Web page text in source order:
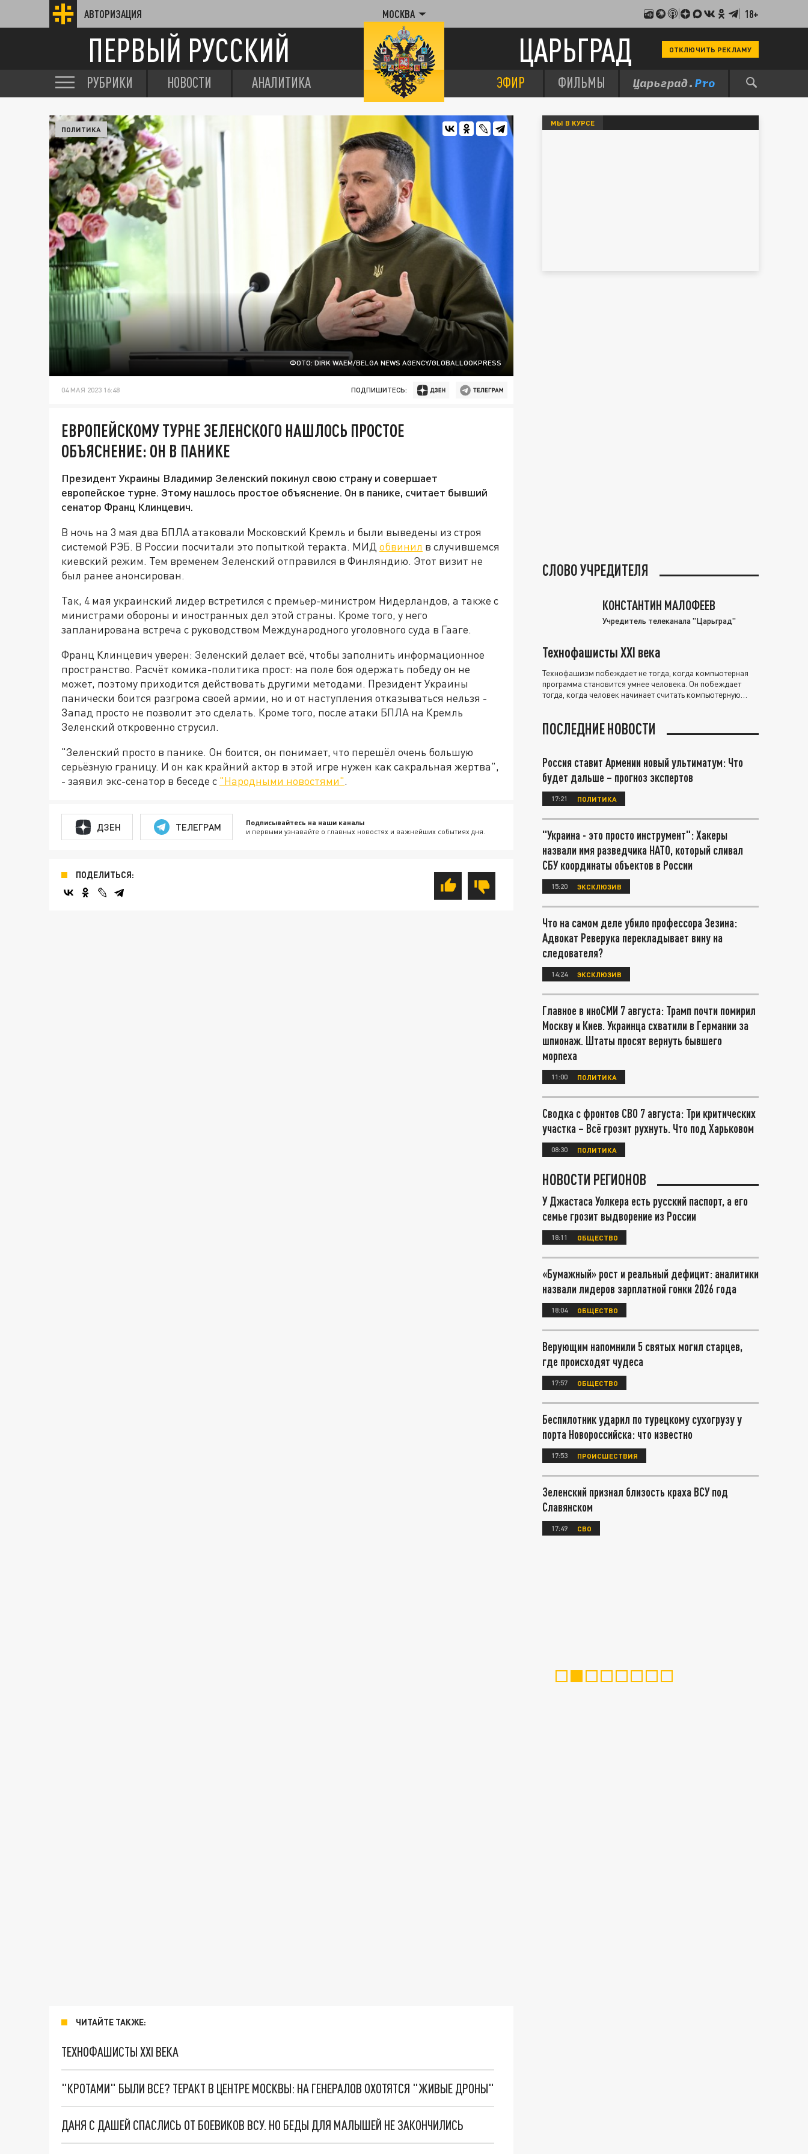
АВТОРИЗАЦИЯ МОСКВА 18+
ПЕРВЫЙ РУССКИЙ ЦАРЬГРАД ОТКЛЮЧИТЬ РЕКЛАМУ
РУБРИКИ НОВОСТИ АНАЛИТИКА ЭФИР ФИЛЬМЫ
ФОТО: DIRK WAEM/BELGA NEWS AGENCY/GLOBALLOOKPRESS
ПОЛИТИКА
04 МАЯ 2023 16:48 ПОДПИШИТЕСЬ:
ЕВРОПЕЙСКОМУ ТУРНЕ ЗЕЛЕНСКОГО НАШЛОСЬ ПРОСТОЕ
ОБЪЯСНЕНИЕ: ОН В ПАНИКЕ
Президент Украины Владимир Зеленский покинул свою страну и совершает
европейское турне. Этому нашлось простое объяснение. Он в панике, считает бывший
сенатор Франц Клинцевич.
В ночь на 3 мая два БПЛА атаковали Московский Кремль и были выведены из строя
системой РЭБ. В России посчитали это попыткой теракта. МИД обвинил в случившемся
киевский режим. Тем временем Зеленский отправился в Финляндию. Этот визит не
был ранее анонсирован.
Так, 4 мая украинский лидер встретился с премьер-министром Нидерландов, а также с
министрами обороны и иностранных дел этой страны. Кроме того, у него
запланирована встреча с руководством Международного уголовного суда в Гааге.
Франц Клинцевич уверен: Зеленский делает всё, чтобы заполнить информационное
пространство. Расчёт комика-политика прост: на поле боя одержать победу он не
может, поэтому приходится действовать другими методами. Президент Украины
панически боится разгрома своей армии, но и от наступления отказываться нельзя -
Запад просто не позволит это сделать. Кроме того, после атаки БПЛА на Кремль
Зеленский откровенно струсил.
"Зеленский просто в панике. Он боится, он понимает, что перешёл очень большую
серьёзную границу. И он как крайний актор в этой игре нужен как сакральная жертва",
- заявил экс-сенатор в беседе с "Народными новостями".
ДЗЕН ТЕЛЕГРАМ Подписывайтесь на наши каналы
и первыми узнавайте о главных новостях и важнейших событиях дня.
ПОДЕЛИТЬСЯ:
ЧИТАЙТЕ ТАКЖЕ:
ТЕХНОФАШИСТЫ XXI ВЕКА
"КРОТАМИ" БЫЛИ ВСЕ? ТЕРАКТ В ЦЕНТРЕ МОСКВЫ: НА ГЕНЕРАЛОВ ОХОТЯТСЯ "ЖИВЫЕ ДРОНЫ"
ДАНЯ С ДАШЕЙ СПАСЛИСЬ ОТ БОЕВИКОВ ВСУ. НО БЕДЫ ДЛЯ МАЛЫШЕЙ НЕ ЗАКОНЧИЛИСЬ
МЫ В КУРСЕ
СЛОВО УЧРЕДИТЕЛЯ
КОНСТАНТИН МАЛОФЕЕВ
Учредитель телеканала "Царьград"
Технофашисты XXI века
Технофашизм побеждает не тогда, когда компьютерная
программа становится умнее человека. Он побеждает
тогда, когда человек начинает считать компьютерную
ПОСЛЕДНИЕ НОВОСТИ
Россия ставит Армении новый ультиматум: Что
будет дальше – прогноз экспертов
17:21 ПОЛИТИКА
"Украина - это просто инструмент": Хакеры
назвали имя разведчика НАТО, который сливал
СБУ координаты объектов в России
15:20 ЭКСКЛЮЗИВ
Что на самом деле убило профессора Зезина:
Адвокат Реверука перекладывает вину на
следователя?
14:24 ЭКСКЛЮЗИВ
Главное в иноСМИ 7 августа: Трамп почти помирил
Москву и Киев. Украинца схватили в Германии за
шпионаж. Штаты просят вернуть бывшего
морпеха
11:00 ПОЛИТИКА
Сводка с фронтов СВО 7 августа: Три критических
участка – Всё грозит рухнуть. Что под Харьковом
08:30 ПОЛИТИКА
НОВОСТИ РЕГИОНОВ
У Джастаса Уолкера есть русский паспорт, а его
семье грозит выдворение из России
18:11 ОБЩЕСТВО
«Бумажный» рост и реальный дефицит: аналитики
назвали лидеров зарплатной гонки 2026 года
18:04 ОБЩЕСТВО
Верующим напомнили 5 святых могил старцев,
где происходят чудеса
17:57 ОБЩЕСТВО
Беспилотник ударил по турецкому сухогрузу у
порта Новороссийска: что известно
17:53 ПРОИСШЕСТВИЯ
Зеленский признал близость краха ВСУ под
Славянском
17:49 СВО